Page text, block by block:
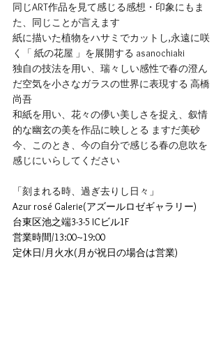
同じART作品を見て感じる感想・印象にもま
た、同じことが言えます
紙に描いた植物をハサミでカットし,永遠に咲
く「 紙の花屋 」を展開する asanochiaki
独自の技法を用い、瑞々しい感性で春の澄ん
だ空気を小さなガラスの世界に表現する 高橋
尚吾
和紙を用い、花々の儚い美しさを捉え、叙情
的な幽玄の美を作品に映しとる ますだ美砂
今、このとき、今の自分で感じる春の息吹を
感じにいらしてください
「刻まれる時、過ぎ去りし日々 」
Azur rosé Galerie(アズールロゼギャラリー)
台東区池之端3-3-5 ICビル1F
営業時間/13:00~19:00
定休日/月火水(月が祝日の場合は営業)